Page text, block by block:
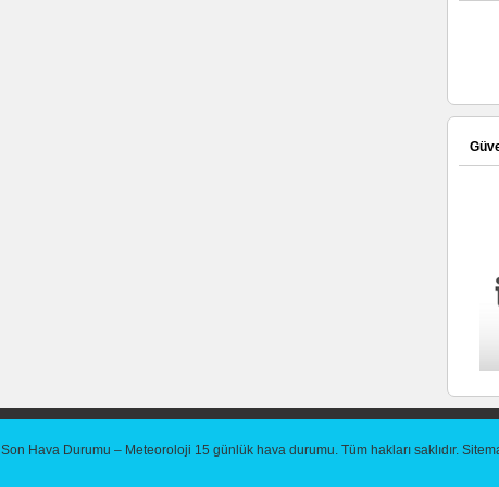
Son Hava Durumu – Meteoroloji 15 günlük hava durumu. Tüm hakları saklıdır.